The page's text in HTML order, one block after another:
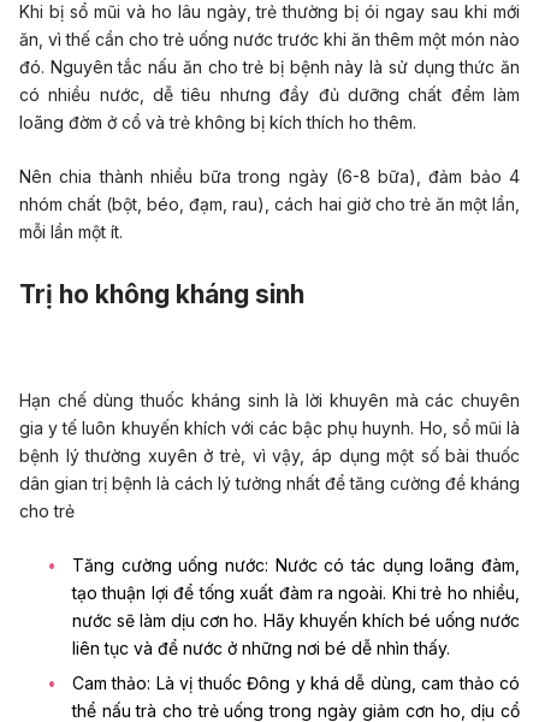
Khi bị sổ mũi và ho lâu ngày, trẻ thường bị ói ngay sau khi mới
ăn, vì thế cần cho trẻ uống nước trước khi ăn thêm một món nào
đó. Nguyên tắc nấu ăn cho trẻ bị bệnh này là sử dụng thức ăn
có nhiều nước, dễ tiêu nhưng đầy đủ dưỡng chất đểm làm
loãng đờm ở cổ và trẻ không bị kích thích ho thêm.
Nên chia thành nhiều bữa trong ngày (6-8 bữa), đảm bảo 4
nhóm chất (bột, béo, đạm, rau), cách hai giờ cho trẻ ăn một lần,
mỗi lần một ít.
Trị ho không kháng sinh
Hạn chế dùng thuốc kháng sinh là lời khuyên mà các chuyên
gia y tế luôn khuyến khích với các bậc phụ huynh. Ho, sổ mũi là
bệnh lý thường xuyên ở trẻ, vì vậy, áp dụng một số bài thuốc
dân gian trị bệnh là cách lý tưởng nhất để tăng cường đề kháng
cho trẻ
Tăng cường uống nước: Nước có tác dụng loãng đàm,
tạo thuận lợi để tống xuất đàm ra ngoài. Khi trẻ ho nhiều,
nước sẽ làm dịu cơn ho. Hãy khuyến khích bé uống nước
liên tục và để nước ở những nơi bé dễ nhìn thấy.
Cam thảo: Là vị thuốc Đông y khá dễ dùng, cam thảo có
thể nấu trà cho trẻ uống trong ngày giảm cơn ho, dịu cổ